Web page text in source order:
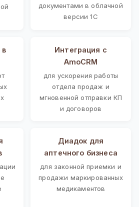
документами в облачной
версии 1С
Интеграция с
AmoCRM
для ускорения работы
отдела продаж и
мгновенной отправки КП
и договоров
Диадок для
аптечного бизнеса
для законной приемки и
продажи маркированных
медикаментов